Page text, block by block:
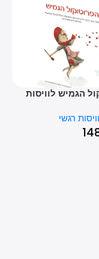
הגמיש לוויסות
רגשי